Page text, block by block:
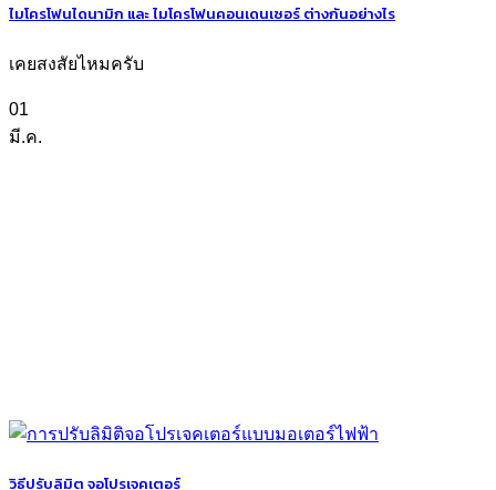
ไมโครโฟนไดนามิก และ ไมโครโฟนคอนเดนเซอร์ ต่างกันอย่างไร
เคยสงสัยไหมครับ
01
มี.ค.
วิธีปรับลิมิต จอโปรเจคเตอร์